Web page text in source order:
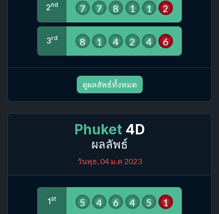
2nd 7 7 8 1 1 2
3rd 8 1 4 2 4 6
ดูผลลัพธ์ทั้งหมด
Phuket 4D
ผลลัพธ์
วันพุธ, 04 ม.ค 2023
1st 5 4 6 4 5 1